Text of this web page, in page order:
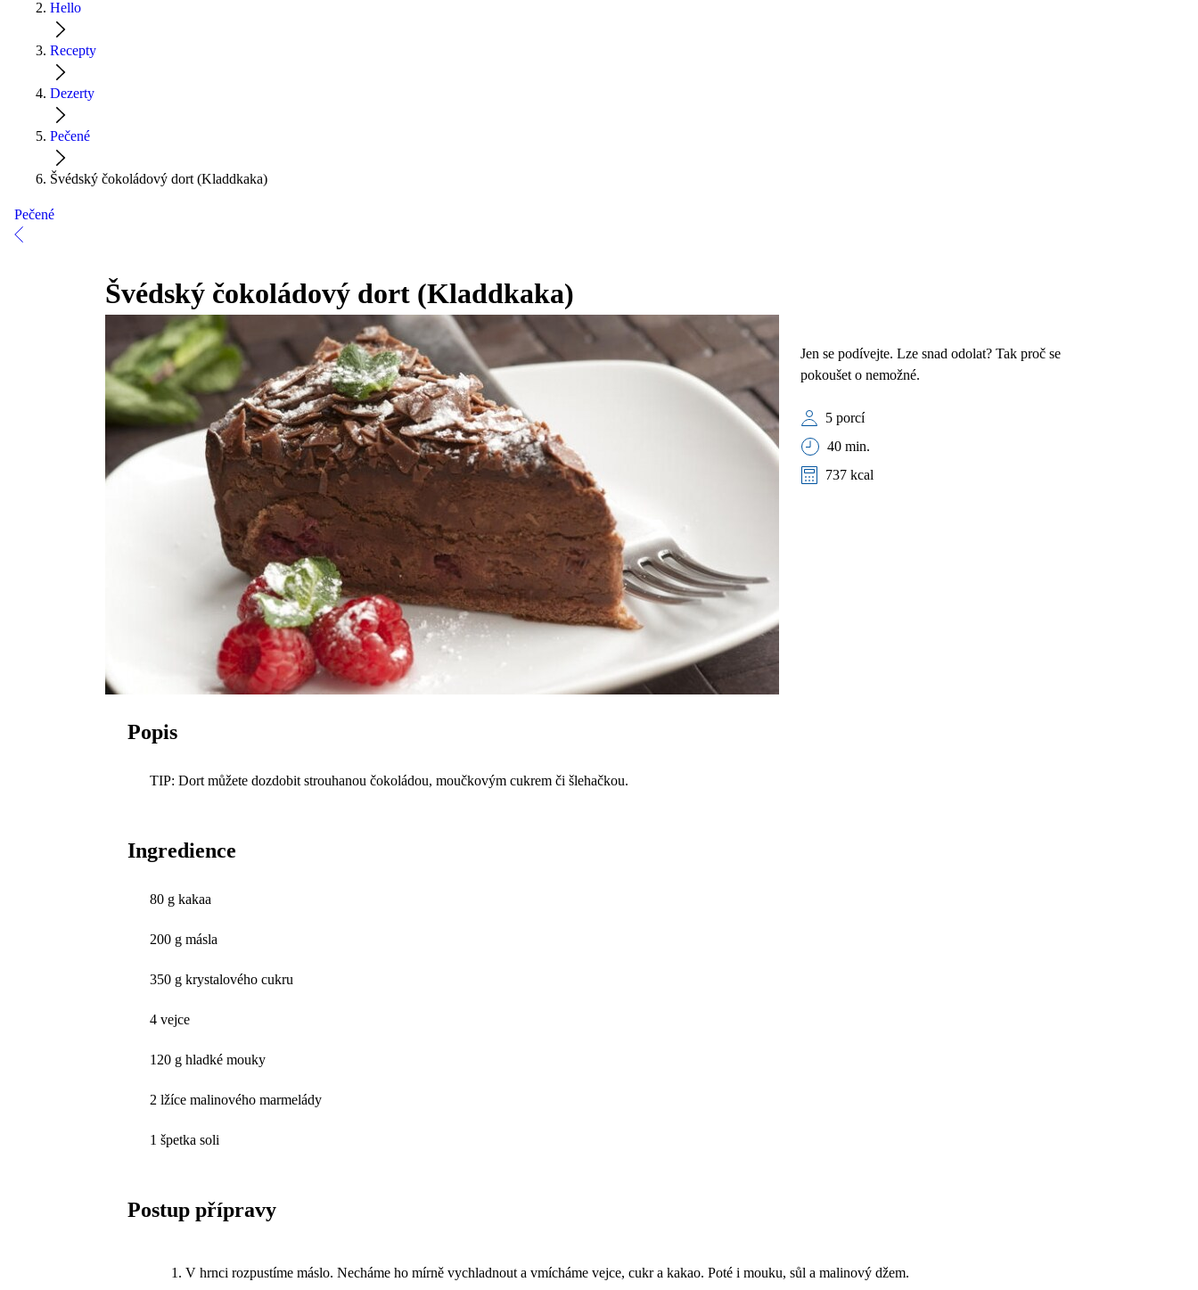
Hello
Recepty
Dezerty
Pečené
Švédský čokoládový dort (Kladdkaka)
Pečené
Švédský čokoládový dort (Kladdkaka)
Jen se podívejte. Lze snad odolat? Tak proč se
pokoušet o nemožné.
5 porcí
40 min.
737 kcal
Popis
TIP: Dort můžete dozdobit strouhanou čokoládou, moučkovým cukrem či šlehačkou.
Ingredience
80 g kakaa
200 g másla
350 g krystalového cukru
4 vejce
120 g hladké mouky
2 lžíce malinového marmelády
1 špetka soli
Postup přípravy
V hrnci rozpustíme máslo. Necháme ho mírně vychladnout a vmícháme vejce, cukr a kakao. Poté i mouku, sůl a malinový džem.